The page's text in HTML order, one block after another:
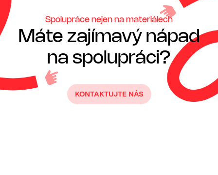
Spolupráce nejen na materiálech
Máte zajímavý nápad
na spolupráci?
KONTAKTUJTE NÁS